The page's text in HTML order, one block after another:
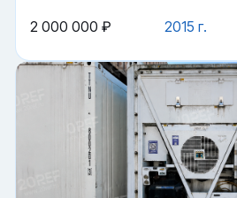
2015 г.
2 000 000 ₽